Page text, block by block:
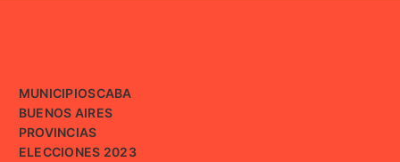
MUNICIPIOSCABA
BUENOS AIRES
PROVINCIAS
ELECCIONES 2023